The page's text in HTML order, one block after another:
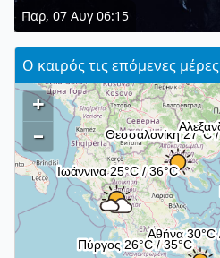
Παρ, 07 Αυγ 06:15
Ο καιρός τις επόμενες μέρες
+
–